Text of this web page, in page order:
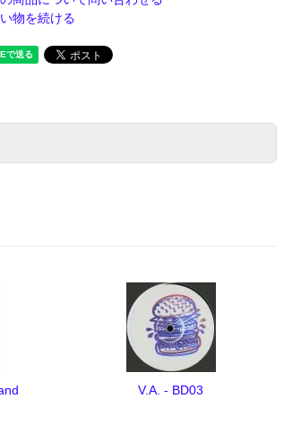
物を続ける
V.A. - BD03